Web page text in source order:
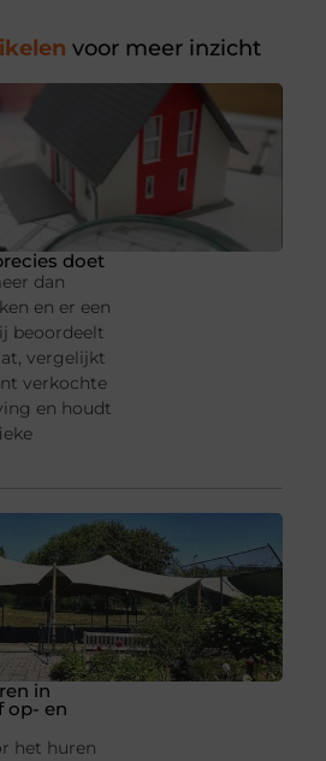
voor meer inzicht
doet
dan
en er een
beoordeelt
vergelijkt
verkochte
en houdt
in
op- en
het huren